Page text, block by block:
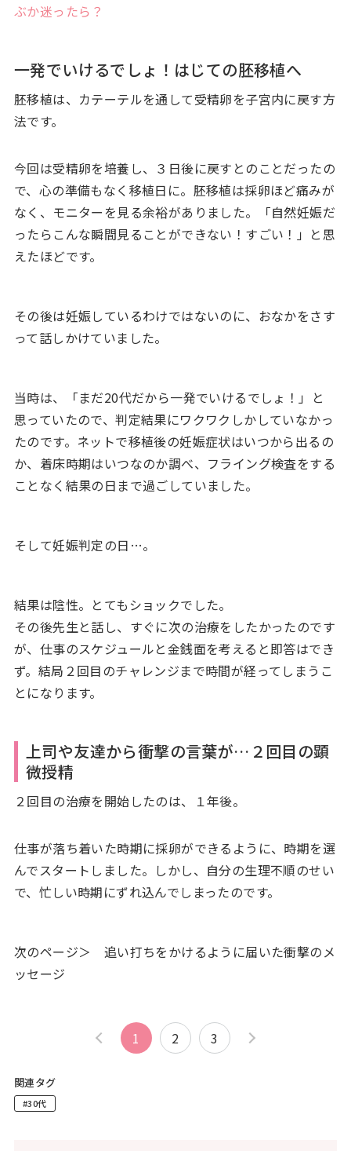
ぶか迷ったら？
一発でいけるでしょ！はじての胚移植へ
胚移植は、カテーテルを通して受精卵を子宮内に戻す方
法です。
今回は受精卵を培養し、３日後に戻すとのことだったの
で、心の準備もなく移植日に。胚移植は採卵ほど痛みが
なく、モニターを見る余裕がありました。「自然妊娠だ
ったらこんな瞬間見ることができない！すごい！」と思
えたほどです。
その後は妊娠しているわけではないのに、おなかをさす
って話しかけていました。
当時は、「まだ20代だから一発でいけるでしょ！」と
思っていたので、判定結果にワクワクしかしていなかっ
たのです。ネットで移植後の妊娠症状はいつから出るの
か、着床時期はいつなのか調べ、フライング検査をする
ことなく結果の日まで過ごしていました。
そして妊娠判定の日…。
結果は陰性。とてもショックでした。
その後先生と話し、すぐに次の治療をしたかったのです
が、仕事のスケジュールと金銭面を考えると即答はでき
ず。結局２回目のチャレンジまで時間が経ってしまうこ
とになります。
上司や友達から衝撃の言葉が…２回目の顕
微授精
２回目の治療を開始したのは、１年後。
仕事が落ち着いた時期に採卵ができるように、時期を選
んでスタートしました。しかし、自分の生理不順のせい
で、忙しい時期にずれ込んでしまったのです。
次のページ＞ 追い打ちをかけるように届いた衝撃のメ
ッセージ
1 2 3
関連タグ
#30代